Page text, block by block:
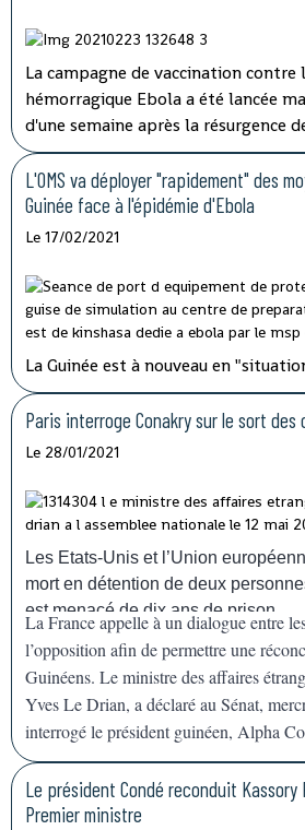
La campagne de vaccination contre
hémorragique Ebola a été lancée
d'une semaine après la résurgence
pays d'Afrique de l'Ouest qui
semaines" selon son ministre de la
L'OMS va déployer "rapidement" des
Guinée face à l'épidémie d'Ebola
Le 17/02/2021
La Guinée est à nouveau en
fièvre hémorragique, après
dans le sud-est du pays de sept
mortels.L'organisation mondiale de
face à la résurgence de l'épidémie
hémorragiqueEbola, confirmée
14 février. "Nous allons déployer
capacités nécessaires pour appuyer
une grande expérience", a déclaré
représentant de l'agence de l'ONU
Paris interroge Conakry sur le sort
Le 28/01/2021
Les Etats-Unis et l’Union
mort en détention de deux
est menacé de dix ans de prison.
La France appelle à un dialogue entre
l’opposition afin de permettre une
Guinéens. Le ministre des affaires
Yves Le Drian, a déclaré au Sénat,
interrogé le président guinéen, Alpha
en prison, agitant la menace de«
Le président Condé reconduit
Premier ministre